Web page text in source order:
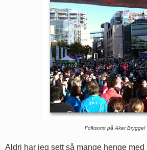
Folksomt på Aker Brygge!
Aldri har jeg sett så mange henge